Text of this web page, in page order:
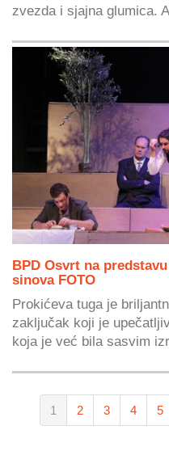
zvezda i sjajna glumica.
BPD Osvrt na
sinova FOTO
Prokićeva tuga je
zaključak koji je
koja je već bila sasvim
1 2 3 4 5